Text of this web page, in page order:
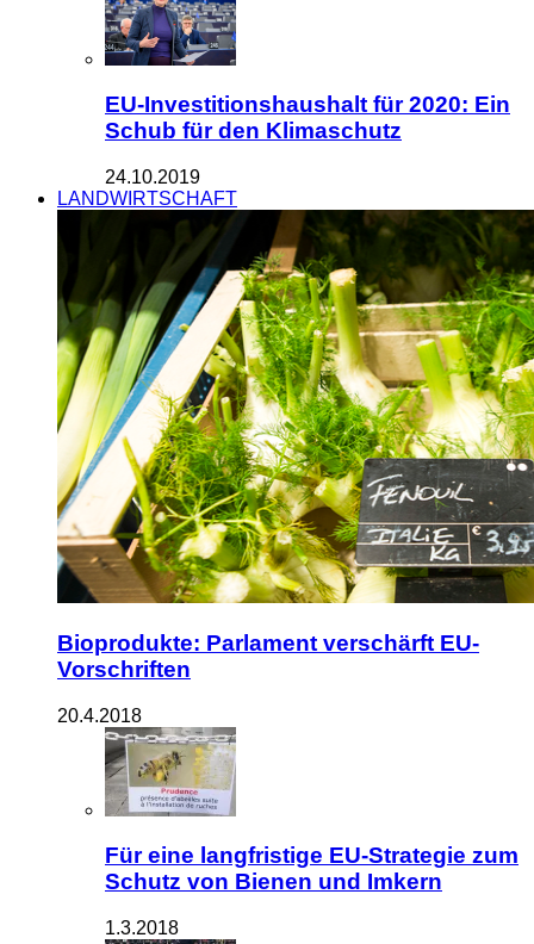
EU-Investitionshaushalt für 2020: Ein
Schub für den Klimaschutz
24.10.2019
LANDWIRTSCHAFT
Bioprodukte: Parlament verschärft EU-
Vorschriften
20.4.2018
Für eine langfristige EU-Strategie zum
Schutz von Bienen und Imkern
1.3.2018